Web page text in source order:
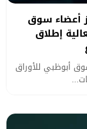
أعضاء سوق
2025 خلال فعالية إطلاق
أبوظبي للأوراق